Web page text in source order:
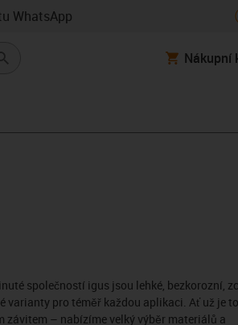
WhatsApp
Nákupní
společností igus jsou lehké, bezkorozní,
varianty pro téměř každou aplikaci. Ať už je to
závitem – nabízíme velký výběr materiálů a